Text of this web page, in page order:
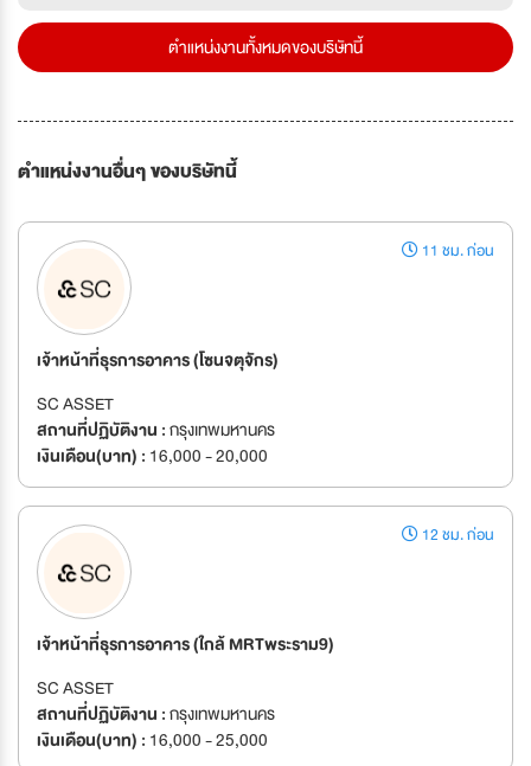
ตำแหน่งงานทั้งหมดของบริษัทนี้
ตำแหน่งงานอื่นๆ ของบริษัทนี้
11 ชม. ก่อน
เจ้าหน้าที่ธุรการอาคาร (โซนจตุจักร)
SC ASSET
สถานที่ปฏิบัติงาน :กรุงเทพมหานคร
เงินเดือน(บาท) : 16,000 - 20,000
12 ชม. ก่อน
เจ้าหน้าที่ธุรการอาคาร (ใกล้ MRTพระราม9)
SC ASSET
สถานที่ปฏิบัติงาน :กรุงเทพมหานคร
เงินเดือน(บาท) : 16,000 - 25,000